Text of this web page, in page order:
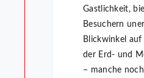
Gastlichkeit,
Besuchern
Blickwinkel auf
der Erd- und
– manche